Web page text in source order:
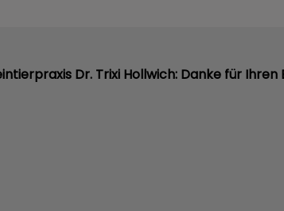
Dr. Trixi Hollwich: Danke für Ihren